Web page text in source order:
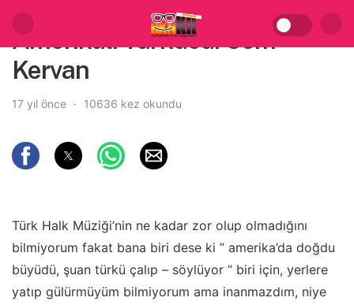
Amerikalı Türkücü: Cem
Kervan
17 yıl önce 10636 kez okundu
Türk Halk Müziği’nin ne kadar zor olup olmadığını
bilmiyorum fakat bana biri dese ki ” amerika’da doğdu
büyüdü, şuan türkü çalıp – söylüyor ” biri için, yerlere
yatıp gülürmüyüm bilmiyorum ama inanmazdım, niye